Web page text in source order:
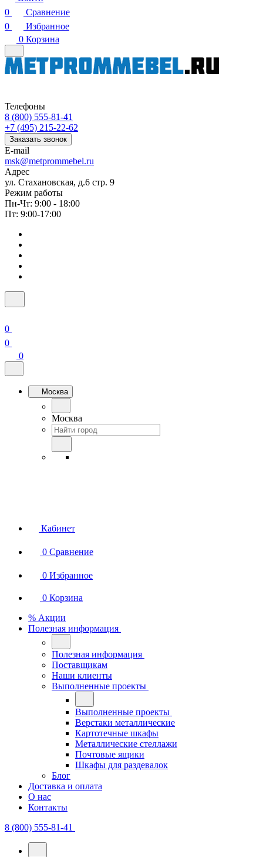
0
Сравнение
0
Избранное
0 Корзина
Телефоны
8 (800) 555-81-41
+7 (495) 215-22-62
Заказать звонок
E-mail
msk@metprommebel.ru
Адрес
ул. Стахановская, д.6 стр. 9
Режим работы
Пн-Чт: 9:00 - 18:00
Пт: 9:00-17:00
0
0
0
Москва
Москва
Кабинет
0 Сравнение
0 Избранное
0 Корзина
% Акции
Полезная информация
Полезная информация
Поставщикам
Наши клиенты
Выполненные проекты
Выполненные проекты
Верстаки металлические
Картотечные шкафы
Металлические стеллажи
Почтовые ящики
Шкафы для раздевалок
Блог
Доставка и оплата
О нас
Контакты
8 (800) 555-81-41